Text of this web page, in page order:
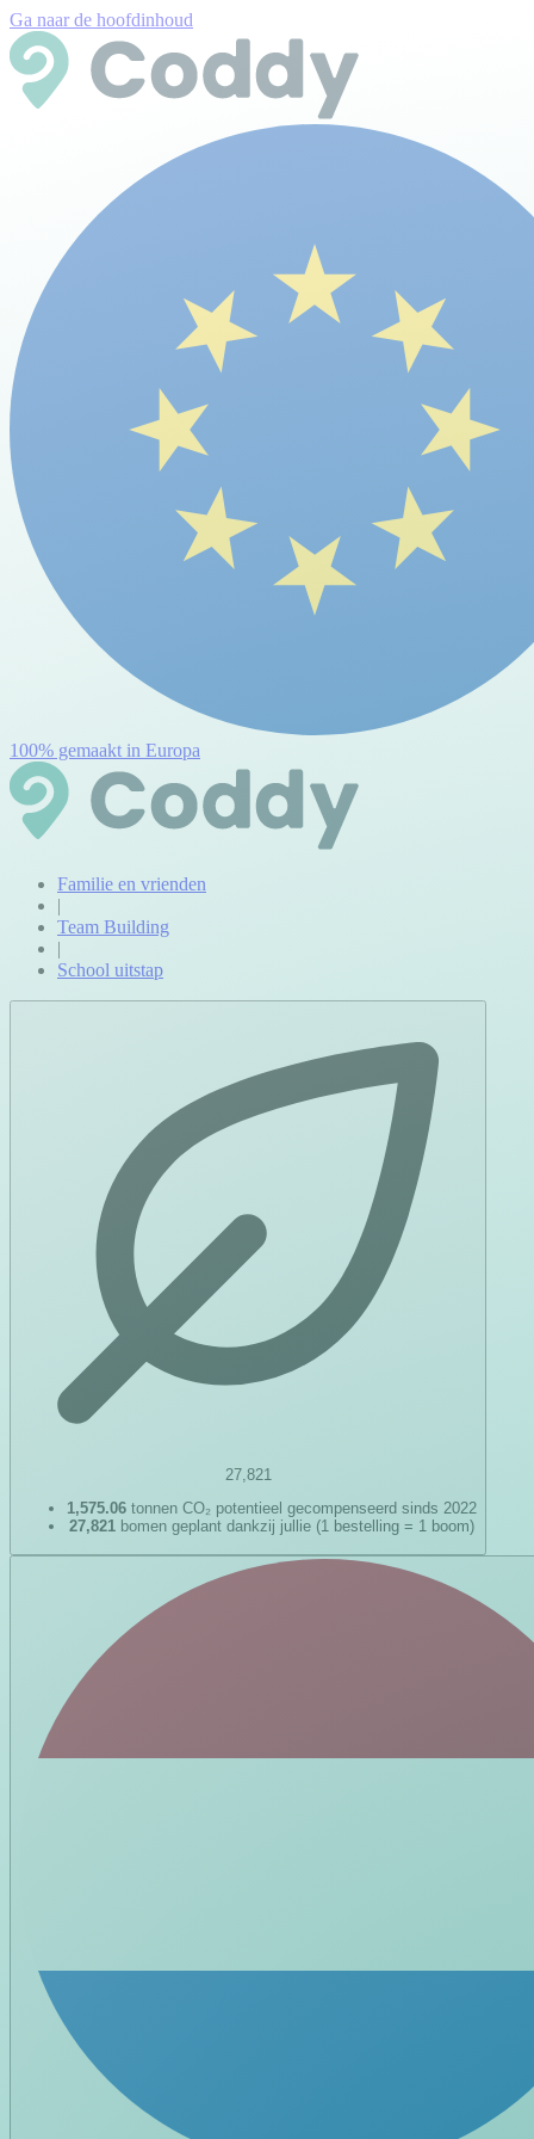
Ga naar de hoofdinhoud
100% gemaakt in Europa
Familie en vrienden
|
Team Building
|
School uitstap
27,821
1,575.06 tonnen CO₂ potentieel gecompenseerd sinds 2022
27,821 bomen geplant dankzij jullie (1 bestelling = 1 boom)